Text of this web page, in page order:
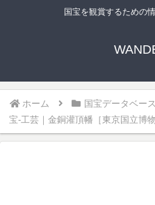
国宝を観賞するための
ホーム 国宝データベース
宝-工芸｜金銅灌頂幡［東京国立博物